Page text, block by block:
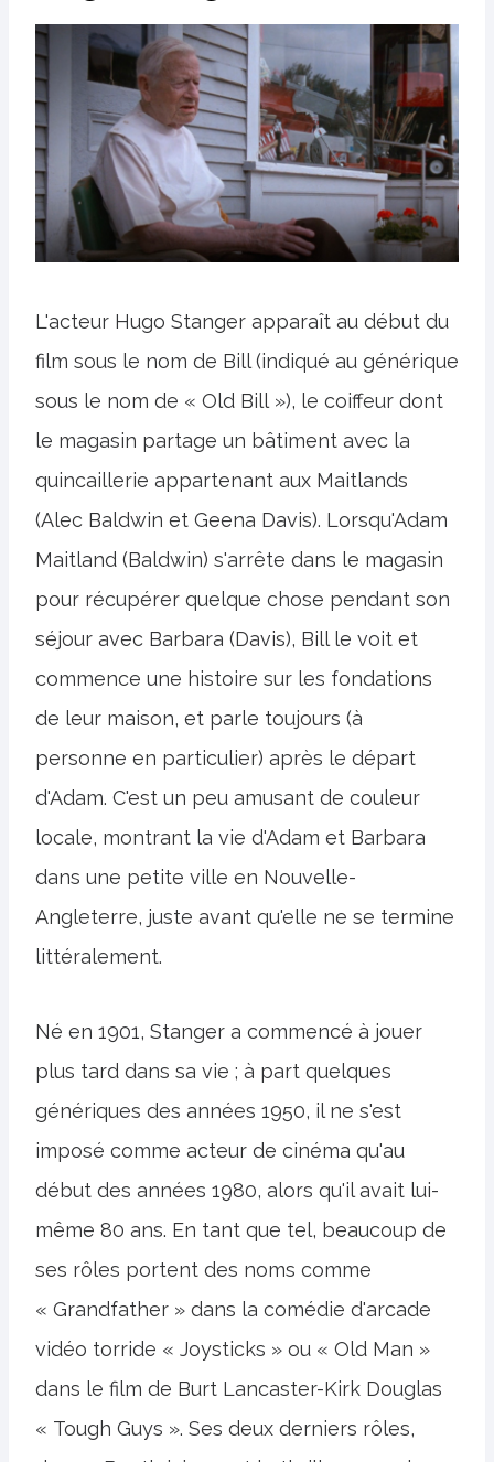
L'acteur Hugo Stanger apparaît au début du
film sous le nom de Bill (indiqué au générique
sous le nom de « Old Bill »), le coiffeur dont
le magasin partage un bâtiment avec la
quincaillerie appartenant aux Maitlands
(Alec Baldwin et Geena Davis). Lorsqu'Adam
Maitland (Baldwin) s'arrête dans le magasin
pour récupérer quelque chose pendant son
séjour avec Barbara (Davis), Bill le voit et
commence une histoire sur les fondations
de leur maison, et parle toujours (à
personne en particulier) après le départ
d'Adam. C'est un peu amusant de couleur
locale, montrant la vie d'Adam et Barbara
dans une petite ville en Nouvelle-
Angleterre, juste avant qu'elle ne se termine
littéralement.
Né en 1901, Stanger a commencé à jouer
plus tard dans sa vie ; à part quelques
génériques des années 1950, il ne s'est
imposé comme acteur de cinéma qu'au
début des années 1980, alors qu'il avait lui-
même 80 ans. En tant que tel, beaucoup de
ses rôles portent des noms comme
« Grandfather » dans la comédie d'arcade
vidéo torride « Joysticks » ou « Old Man »
dans le film de Burt Lancaster-Kirk Douglas
« Tough Guys ». Ses deux derniers rôles,